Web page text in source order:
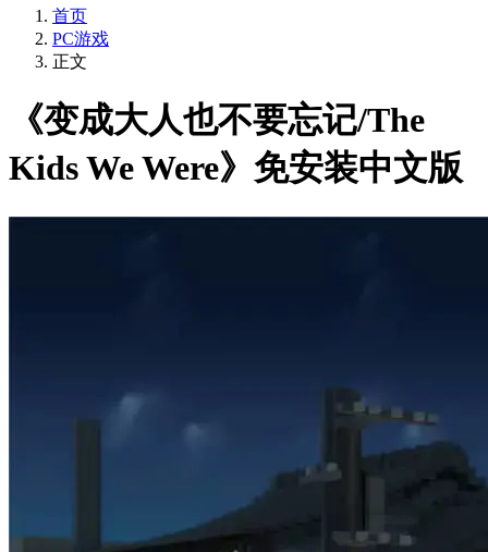
首页
PC游戏
正文
《变成大人也不要忘记/The
Kids We Were》免安装中文版